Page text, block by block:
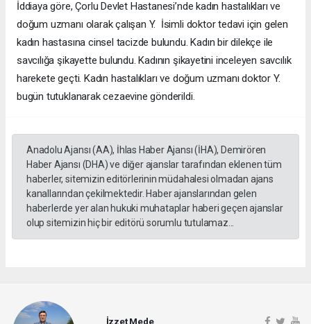
İddiaya göre, Çorlu Devlet Hastanesi’nde kadın hastalıkları ve
doğum uzmanı olarak çalışan Y. İsimli doktor tedavi için gelen
kadın hastasına cinsel tacizde bulundu. Kadın bir dilekçe ile
savcılığa şikayette bulundu. Kadının şikayetini inceleyen savcılık
harekete geçti. Kadın hastalıkları ve doğum uzmanı doktor Y.
bugün tutuklanarak cezaevine gönderildi.
Anadolu Ajansı (AA), İhlas Haber Ajansı (İHA), Demirören
Haber Ajansı (DHA) ve diğer ajanslar tarafından eklenen tüm
haberler, sitemizin editörlerinin müdahalesi olmadan ajans
kanallarından çekilmektedir. Haber ajanslarından gelen
haberlerde yer alan hukuki muhataplar haberi geçen ajanslar
olup sitemizin hiç bir editörü sorumlu tutulamaz...
İzzet Mede